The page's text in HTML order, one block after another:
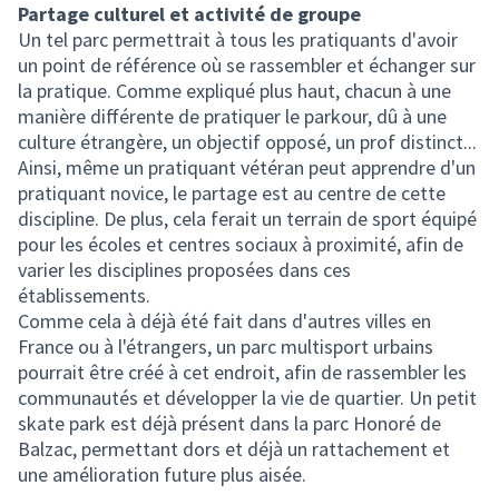
Partage culturel et activité de groupe
Un tel parc permettrait à tous les pratiquants d'avoir
un point de référence où se rassembler et échanger sur
la pratique. Comme expliqué plus haut, chacun à une
manière différente de pratiquer le parkour, dû à une
culture étrangère, un objectif opposé, un prof distinct...
Ainsi, même un pratiquant vétéran peut apprendre d'un
pratiquant novice, le partage est au centre de cette
discipline. De plus, cela ferait un terrain de sport équipé
pour les écoles et centres sociaux à proximité, afin de
varier les disciplines proposées dans ces
établissements.
Comme cela à déjà été fait dans d'autres villes en
France ou à l'étrangers, un parc multisport urbains
pourrait être créé à cet endroit, afin de rassembler les
communautés et développer la vie de quartier. Un petit
skate park est déjà présent dans la parc Honoré de
Balzac, permettant dors et déjà un rattachement et
une amélioration future plus aisée.